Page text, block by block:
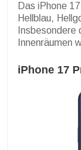
Das iPhone
Hellblau,
Insbesondere
Innenräumen
iPhone 17